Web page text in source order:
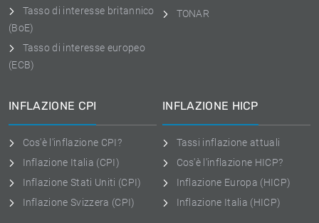
Tasso di interesse britannico
(BoE)
Tasso di interesse europeo
(ECB)
TONAR
INFLAZIONE CPI
Cos'è l'inflazione CPI?
Inflazione Italia (CPI)
Inflazione Stati Uniti (CPI)
Inflazione Svizzera (CPI)
INFLAZIONE HICP
Tassi inflazione attuali
Cos'è l'inflazione HICP?
Inflazione Europa (HICP)
Inflazione Italia (HICP)